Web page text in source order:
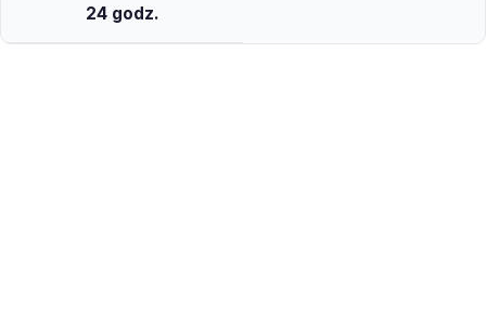
24 godz.